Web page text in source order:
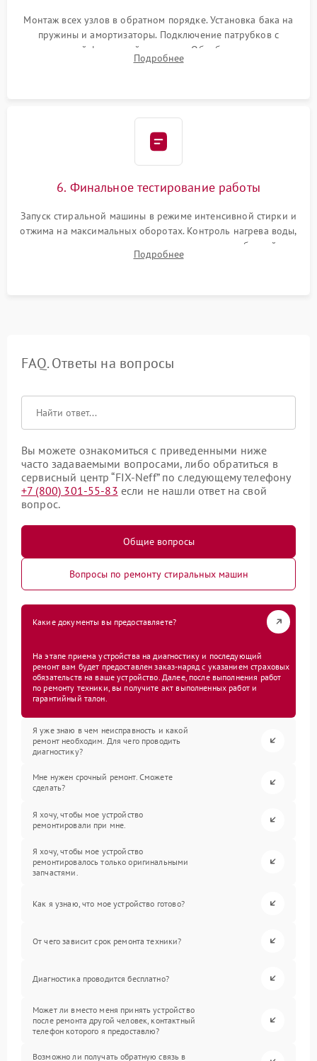
Монтаж всех узлов в обратном порядке. Установка бака на
пружины и амортизаторы. Подключение патрубков с
надежной фиксацией хомутами. Обработка стыков
герметиком для предотвращения возможных протечек воды.
Подробнее
6. Финальное тестирование работы
Запуск стиральной машины в режиме интенсивной стирки и
отжима на максимальных оборотах. Контроль нагрева воды,
корректности слива, отсутствия излишних вибраций,
посторонних стуков и протечек под корпусом.
Подробнее
FAQ. Ответы на вопросы
Вы можете ознакомиться с приведенными ниже
часто задаваемыми вопросами, либо обратиться в
сервисный центр “FIX-Neff” по следующему телефону
+7 (800) 301-55-83 если не нашли ответ на свой
вопрос.
Общие вопросы
Вопросы по ремонту стиральных машин
Какие документы вы предоставляете?
На этапе приема устройства на диагностику и последующий
ремонт вам будет предоставлен заказ-наряд с указанием страховых
обязательств на ваше устройство. Далее, после выполнения работ
по ремонту техники, вы получите акт выполненных работ и
гарантийный талон.
Я уже знаю в чем неисправность и какой
ремонт необходим. Для чего проводить
диагностику?
Мне нужен срочный ремонт. Сможете
сделать?
Я хочу, чтобы мое устройство
ремонтировали при мне.
Я хочу, чтобы мое устройство
ремонтировалось только оригинальными
запчастями.
Как я узнаю, что мое устройство готово?
От чего зависит срок ремонта техники?
Диагностика проводится бесплатно?
Может ли вместо меня принять устройство
после ремонта другой человек, контактный
телефон которого я предоставлю?
Возможно ли получать обратную связь в